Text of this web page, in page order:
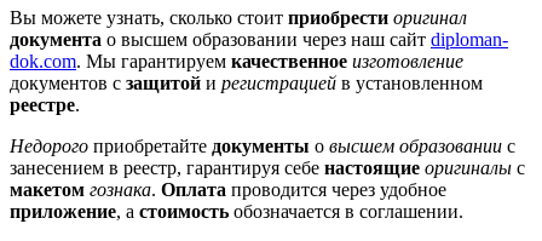
Вы можете узнать, сколько стоит приобрести оригинал
документа о высшем образовании через наш сайт diploman-
dok.com. Мы гарантируем качественное изготовление
документов с защитой и регистрацией в установленном
реестре.
Недорого приобретайте документы о высшем образовании с
занесением в реестр, гарантируя себе настоящие оригиналы с
макетом гознака. Оплата проводится через удобное
приложение, а стоимость обозначается в соглашении.